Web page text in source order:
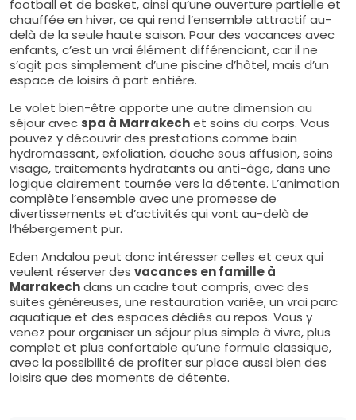
football et de basket, ainsi qu’une ouverture partielle et
chauffée en hiver, ce qui rend l’ensemble attractif au-
delà de la seule haute saison. Pour des vacances avec
enfants, c’est un vrai élément différenciant, car il ne
s’agit pas simplement d’une piscine d’hôtel, mais d’un
espace de loisirs à part entière.
Le volet bien-être apporte une autre dimension au
séjour avec spa à Marrakechet soins du corps. Vous
pouvez y découvrir des prestations comme bain
hydromassant, exfoliation, douche sous affusion, soins
visage, traitements hydratants ou anti-âge, dans une
logique clairement tournée vers la détente. L’animation
complète l’ensemble avec une promesse de
divertissements et d’activités qui vont au-delà de
l’hébergement pur.
Eden Andalou peut donc intéresser celles et ceux qui
veulent réserver des vacances en famille à
Marrakechdans un cadre tout compris, avec des
suites généreuses, une restauration variée, un vrai parc
aquatique et des espaces dédiés au repos. Vous y
venez pour organiser un séjour plus simple à vivre, plus
complet et plus confortable qu’une formule classique,
avec la possibilité de profiter sur place aussi bien des
loisirs que des moments de détente.